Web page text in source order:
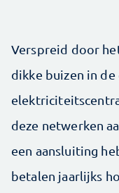
Verspreid door
dikke buizen in
deze netwerken
een aansluiting
betalen jaarlijks